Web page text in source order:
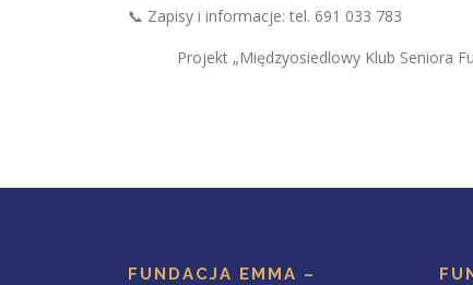
📞 Zapisy i informacje: tel. 691 033 783
Projekt „Międzyosiedlowy Klub Seniora
FUNDACJA EMMA –